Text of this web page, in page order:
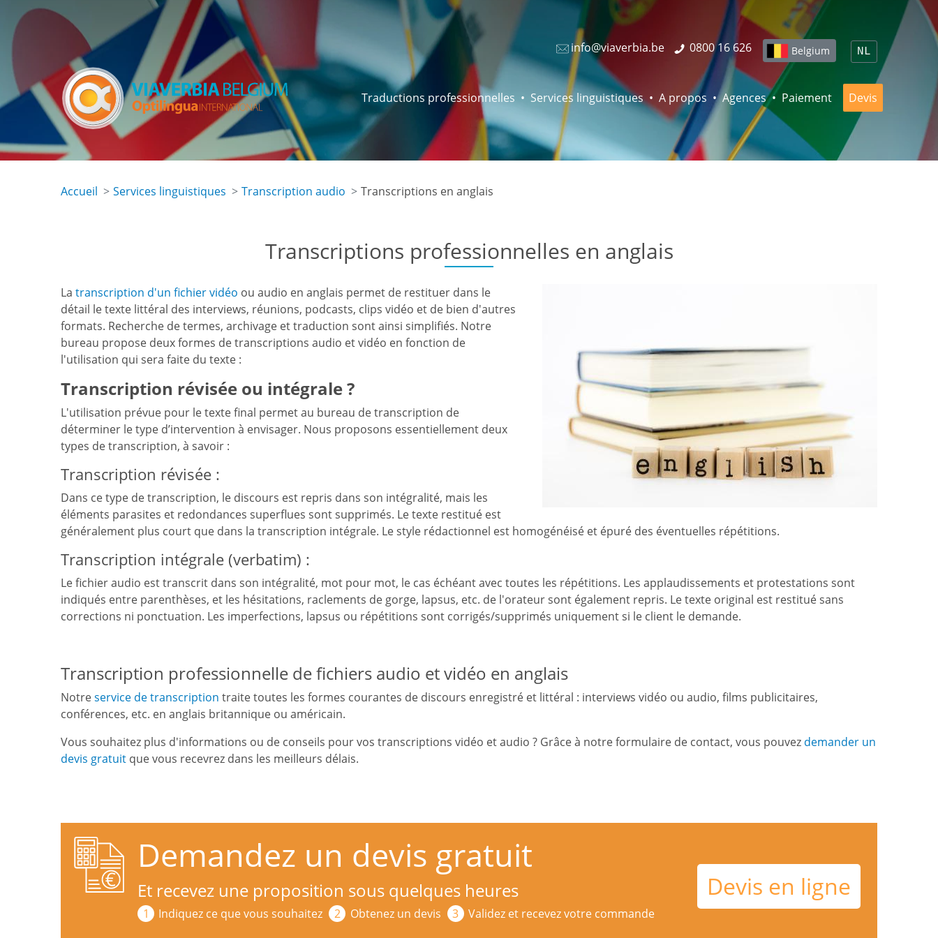
main
NL
Belgium
info@viaverbia.be 0800 16 626
Traductions professionnelles Services linguistiques A propos Agences Paiement Devis
Accueil Services linguistiques Transcription audio Transcriptions en anglais
Transcriptions professionnelles en anglais
La transcription d'un fichier vidéo ou audio en anglais permet de restituer dans le
détail le texte littéral des interviews, réunions, podcasts, clips vidéo et de bien d'autres
formats. Recherche de termes, archivage et traduction sont ainsi simplifiés. Notre
bureau propose deux formes de transcriptions audio et vidéo en fonction de
l'utilisation qui sera faite du texte :
Transcription révisée ou intégrale ?
L'utilisation prévue pour le texte final permet au bureau de transcription de
déterminer le type d’intervention à envisager. Nous proposons essentiellement deux
types de transcription, à savoir :
Transcription révisée :
Dans ce type de transcription, le discours est repris dans son intégralité, mais les
éléments parasites et redondances superflues sont supprimés. Le texte restitué est
généralement plus court que dans la transcription intégrale. Le style rédactionnel est homogénéisé et épuré des éventuelles répétitions.
Transcription intégrale (verbatim) :
Le fichier audio est transcrit dans son intégralité, mot pour mot, le cas échéant avec toutes les répétitions. Les applaudissements et protestations sont
indiqués entre parenthèses, et les hésitations, raclements de gorge, lapsus, etc. de l'orateur sont également repris. Le texte original est restitué sans
corrections ni ponctuation. Les imperfections, lapsus ou répétitions sont corrigés/supprimés uniquement si le client le demande.
Transcription professionnelle de fichiers audio et vidéo en anglais
Notreservice de transcription traite toutes les formes courantes de discours enregistré et littéral : interviews vidéo ou audio, films publicitaires,
conférences, etc. en anglais britannique ou américain.
Vous souhaitez plus d'informations ou de conseils pour vos transcriptions vidéo et audio ? Grâce à notre formulaire de contact, vous pouvez demander un
devis gratuit que vous recevrez dans les meilleurs délais.
Demandez un devis gratuit
Et recevez une proposition sous quelques heures
Indiquez ce que vous souhaitez Obtenez un devis Validez et recevez votre commande
Devis en ligne